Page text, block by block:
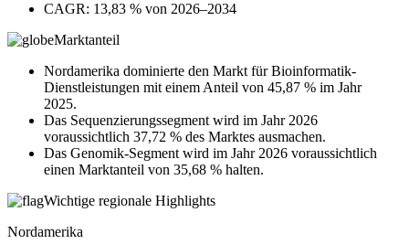
CAGR: 13,83 % von 2026–2034
Marktanteil
Nordamerika dominierte den Markt für Bioinformatik-
Dienstleistungen mit einem Anteil von 45,87 % im Jahr
2025.
Das Sequenzierungssegment wird im Jahr 2026
voraussichtlich 37,72 % des Marktes ausmachen.
Das Genomik-Segment wird im Jahr 2026 voraussichtlich
einen Marktanteil von 35,68 % halten.
Wichtige regionale Highlights
Nordamerika